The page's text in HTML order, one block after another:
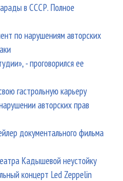
в СССР. Полное
по нарушениям авторских
- проговорился ее
гастрольную карьеру
авторских прав
документального фильма
Кадышевой неустойку
концерт Led Zeppelin